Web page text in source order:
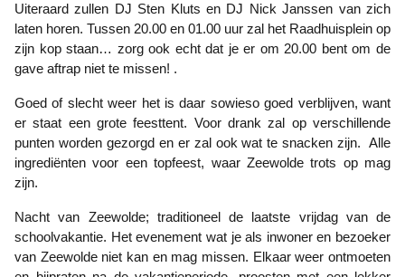
Uiteraard zullen DJ Sten Kluts en DJ Nick Janssen van zich
laten horen. Tussen 20.00 en 01.00 uur zal het Raadhuisplein op
zijn kop staan… zorg ook echt dat je er om 20.00 bent om de
gave aftrap niet te missen! .
Goed of slecht weer het is daar sowieso goed verblijven, want
er staat een grote feesttent. Voor drank zal op verschillende
punten worden gezorgd en er zal ook wat te snacken zijn. Alle
ingrediënten voor een topfeest, waar Zeewolde trots op mag
zijn.
Nacht van Zeewolde; traditioneel de laatste vrijdag van de
schoolvakantie. Het evenement wat je als inwoner en bezoeker
van Zeewolde niet kan en mag missen. Elkaar weer ontmoeten